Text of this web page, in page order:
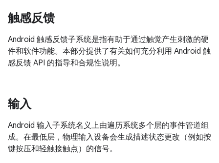
触感反馈
Android 触感反馈子系统是指有助于通过触觉产生刺激的硬
件和软件功能。本部分提供了有关如何充分利用 Android 触
感反馈 API 的指导和合规性说明。
输入
Android 输入子系统名义上由遍历系统多个层的事件管道组
成。在最低层，物理输入设备会生成描述状态更改（例如按
键按压和轻触接触点）的信号。